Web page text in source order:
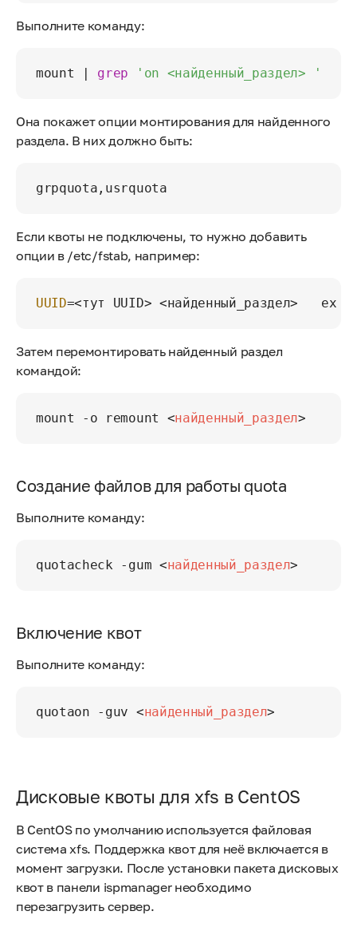
Выполните команду:
mount | grep 'on <найденный_раздел> '
Она покажет опции монтирования для найденного
раздела. В них должно быть:
grpquota,usrquota
Если квоты не подключены, то нужно добавить
опции в /etc/fstab, например:
UUID=<тут UUID> <найденный_раздел>
Затем перемонтировать найденный раздел
командой:
mount -o remount <найденный_раздел>
Создание файлов для работы quota
Выполните команду:
quotacheck -gum <найденный_раздел>
Включение квот
Выполните команду:
quotaon -guv <найденный_раздел>
Дисковые квоты для xfs в CentOS
В CentOS по умолчанию используется файловая
система xfs. Поддержка квот для неё включается в
момент загрузки. После установки пакета дисковых
квот в панели ispmanager необходимо
перезагрузить сервер.